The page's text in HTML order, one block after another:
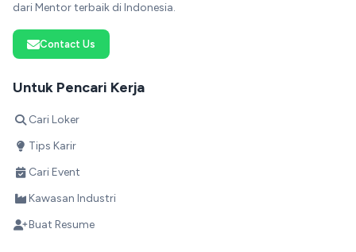
dari Mentor terbaik di Indonesia.
Contact Us
Untuk Pencari Kerja
Cari Loker
Tips Karir
Cari Event
Kawasan Industri
Buat Resume